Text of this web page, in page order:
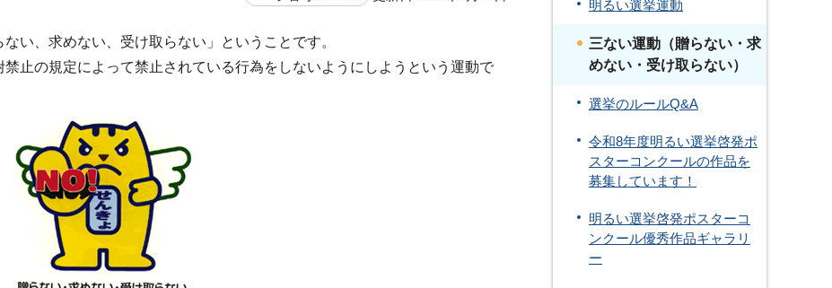
い、求めない、受け取らない」ということです。
止の規定によって禁止されている行為をしないようにしようという運動で
明るい選挙運動
三ない運動（贈らない・求
めない・受け取らない）
選挙のルールQ&A
令和8年度明るい選挙啓発ポ
スターコンクールの作品を
募集しています！
明るい選挙啓発ポスターコ
ンクール優秀作品ギャラリ
ー